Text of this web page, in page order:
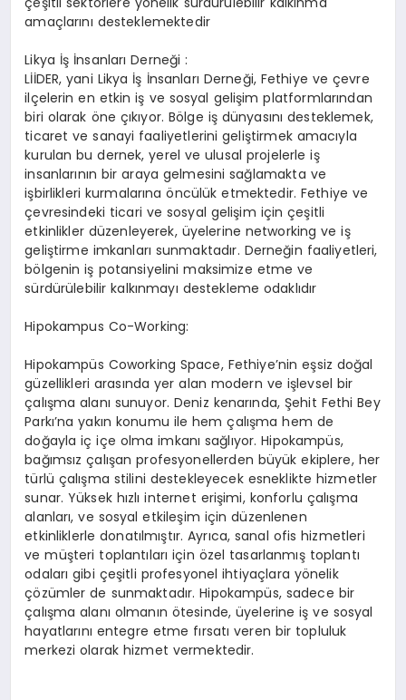
amaçlarını desteklemektedir​
Likya İş İnsanları Derneği :
LİİDER, yani Likya İş İnsanları Derneği, Fethiye ve çevre
ilçelerin en etkin iş ve sosyal gelişim platformlarından
biri olarak öne çıkıyor. Bölge iş dünyasını desteklemek,
ticaret ve sanayi faaliyetlerini geliştirmek amacıyla
kurulan bu dernek, yerel ve ulusal projelerle iş
insanlarının bir araya gelmesini sağlamakta ve
işbirlikleri kurmalarına öncülük etmektedir. Fethiye ve
çevresindeki ticari ve sosyal gelişim için çeşitli
etkinlikler düzenleyerek, üyelerine networking ve iş
geliştirme imkanları sunmaktadır. Derneğin faaliyetleri,
bölgenin iş potansiyelini maksimize etme ve
sürdürülebilir kalkınmayı destekleme odaklıdır
Hipokampus Co-Working:
Hipokampüs Coworking Space, Fethiye’nin eşsiz doğal
güzellikleri arasında yer alan modern ve işlevsel bir
çalışma alanı sunuyor. Deniz kenarında, Şehit Fethi Bey
Parkı’na yakın konumu ile hem çalışma hem de
doğayla iç içe olma imkanı sağlıyor. Hipokampüs,
bağımsız çalışan profesyonellerden büyük ekiplere, her
türlü çalışma stilini destekleyecek esneklikte hizmetler
sunar. Yüksek hızlı internet erişimi, konforlu çalışma
alanları, ve sosyal etkileşim için düzenlenen
etkinliklerle donatılmıştır. Ayrıca, sanal ofis hizmetleri
ve müşteri toplantıları için özel tasarlanmış toplantı
odaları gibi çeşitli profesyonel ihtiyaçlara yönelik
çözümler de sunmaktadır. Hipokampüs, sadece bir
çalışma alanı olmanın ötesinde, üyelerine iş ve sosyal
hayatlarını entegre etme fırsatı veren bir topluluk
merkezi olarak hizmet vermektedir.